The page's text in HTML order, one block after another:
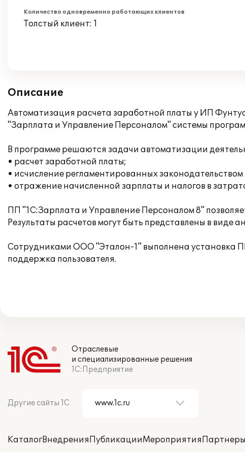
Количество одновременно работающих клиентов
Толстый клиент: 1
Описание
Автоматизация расчета заработной платы у ИП
"Зарплата и Управление Персоналом" системы
В программе решаются задачи автоматизации
• расчет заработной платы;
• исчисление регламентированных
• отражение начисленной зарплаты и налогов в
ПП "1С:Зарплата и Управление Персоналом 8"
Результаты расчетов могут быть представлены в виде
Сотрудниками ООО "Эталон-1" выполнена установка
поддержка пользователя.
Отраслевые
и специализированные решения
1С:Предприятие
Другие сайты 1С
КаталогВнедренияПубликацииМероприятияПартнеры